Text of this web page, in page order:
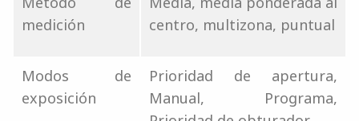
medición
centro, multizona, puntual
Modos de
exposición
Prioridad de apertura,
Manual, Programa,